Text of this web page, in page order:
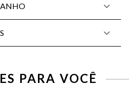
PARA VOCÊ